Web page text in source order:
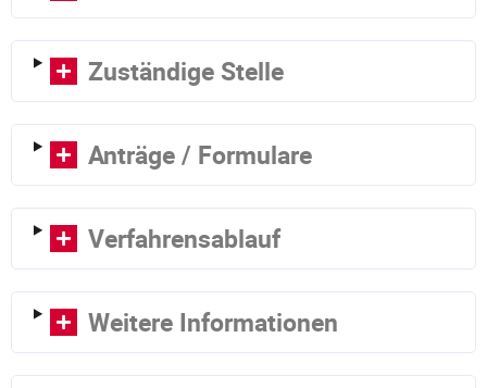
Zuständige Stelle
Anträge / Formulare
Verfahrensablauf
Weitere Informationen